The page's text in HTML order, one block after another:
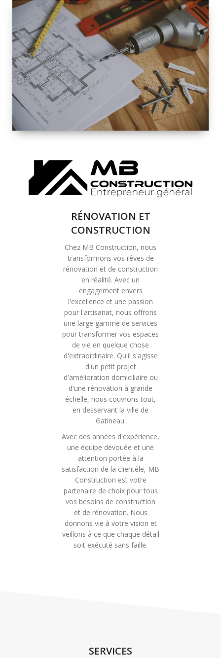
ESPACE
RÉNOVATION
INTÉRIEURE ET
EXTÉRIEURE
SOLUTIONS DE
RÉNOVATION
COMPLÈTE
RÉNOVATION ET
CONSTRUCTION
Chez MB Construction, nous
transformons vos rêves de
rénovation et de construction
en réalité. Avec un
engagement envers
l'excellence et une passion
pour l'artisanat, nous offrons
une large gamme de services
pour transformer vos espaces
de vie en quelque chose
d'extraordinaire. Qu'il s'agisse
d'un petit projet
d'amélioration domiciliaire ou
d'une rénovation à grande
échelle, nous couvrons tout,
en desservant la ville de
Gatineau.
Avec des années d'expérience,
une équipe dévouée et une
attention portée à la
satisfaction de la clientèle, MB
Construction est votre
partenaire de choix pour tous
vos besoins de construction
et de rénovation. Nous
donnons vie à votre vision et
veillons à ce que chaque détail
soit exécuté sans faille.
SERVICES